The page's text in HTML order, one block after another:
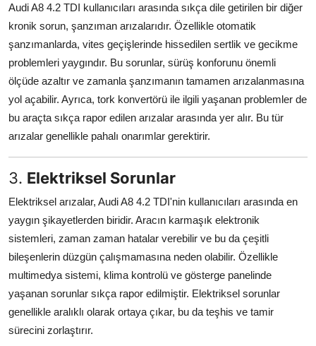
Audi A8 4.2 TDI kullanıcıları arasında sıkça dile getirilen bir diğer
kronik sorun, şanzıman arızalarıdır. Özellikle otomatik
şanzımanlarda, vites geçişlerinde hissedilen sertlik ve gecikme
problemleri yaygındır. Bu sorunlar, sürüş konforunu önemli
ölçüde azaltır ve zamanla şanzımanın tamamen arızalanmasına
yol açabilir. Ayrıca, tork konvertörü ile ilgili yaşanan problemler de
bu araçta sıkça rapor edilen arızalar arasında yer alır. Bu tür
arızalar genellikle pahalı onarımlar gerektirir.
3. Elektriksel Sorunlar
Elektriksel arızalar, Audi A8 4.2 TDI'nin kullanıcıları arasında en
yaygın şikayetlerden biridir. Aracın karmaşık elektronik
sistemleri, zaman zaman hatalar verebilir ve bu da çeşitli
bileşenlerin düzgün çalışmamasına neden olabilir. Özellikle
multimedya sistemi, klima kontrolü ve gösterge panelinde
yaşanan sorunlar sıkça rapor edilmiştir. Elektriksel sorunlar
genellikle aralıklı olarak ortaya çıkar, bu da teşhis ve tamir
sürecini zorlaştırır.